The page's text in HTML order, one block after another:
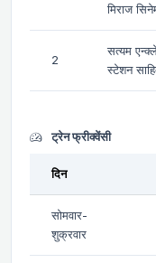
मिराज
2
सत्यम
स्टेशन
ट्रेन फ्रीक्वेंसी
दिन
सोमवार-
शुक्रवार